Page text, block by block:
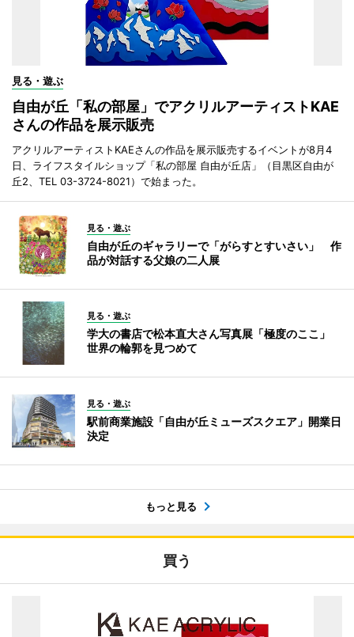
見る・遊ぶ
自由が丘「私の部屋」でアクリルアーティストKAE
さんの作品を展示販売
アクリルアーティストKAEさんの作品を展示販売するイベントが8月4
日、ライフスタイルショップ「私の部屋 自由が丘店」（目黒区自由が
丘2、TEL 03-3724-8021）で始まった。
見る・遊ぶ
自由が丘のギャラリーで「がらすとすいさい」 作
品が対話する父娘の二人展
見る・遊ぶ
学大の書店で松本直大さん写真展「極度のここ」
世界の輪郭を見つめて
見る・遊ぶ
駅前商業施設「自由が丘ミューズスクエア」開業日
決定
もっと見る
買う